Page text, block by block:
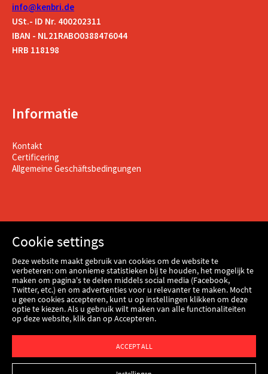
info@kenbri.de
USt.- ID Nr. 400202311
IBAN - NL21RABO0388476044
HRB 118198
Informatie
Kontakt
Certificering
Allgemeine Geschäftsbedingungen
Cookie settings
Deze website maakt gebruik van cookies om de website te
verbeteren: om anonieme statistieken bij te houden, het mogelijk te
maken om pagina's te delen middels social media (Facebook,
Twitter, etc.) en om advertenties voor u relevanter te maken. Mocht
u geen cookies accepteren, kunt u op instellingen klikken om deze
optie te kiezen. Als u gebruik wilt maken van alle functionaliteiten
op deze website, klik dan op Accepteren.
ACCEPT ALL